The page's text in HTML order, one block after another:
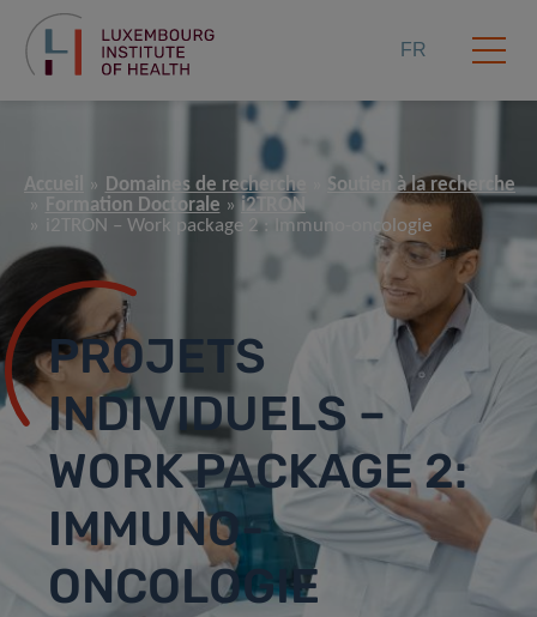
FR
Accueil Domaines de recherche
Soutien à la recherche
Formation Doctorale
i2TRON
i2TRON – Work package 2 : Immuno-oncologie
PROJETS
INDIVIDUELS –
WORK PACKAGE 2:
IMMUNO-
ONCOLOGIE